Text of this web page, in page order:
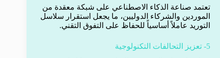
تعتمد صناعة الذكاء الاصطناعي على شبكة معقدة من
الموردين والشركاء الدوليين، ما يجعل استقرار سلاسل
التوريد عاملاً أساسياً للحفاظ على التفوق التقني.
5- تعزيز التحالفات التكنولوجية